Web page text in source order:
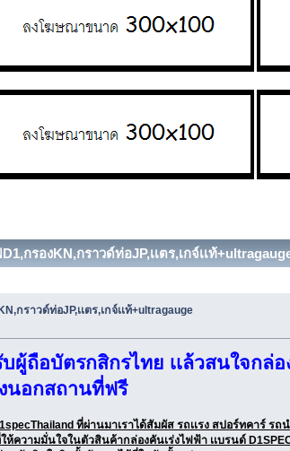
กรองKN,กราวด์ท่อJP,เเตร,เกจ์เเท้
กราวด์ท่อJP,เเตร,เกจ์เเท้+ultragauge
ผู้ถือบัตรกสิกรไทย เเล้วสนใจกล่
นอกสถานที่ฟรี
ที่ผ่านมาเราได้สัมผัส รถเเรง สปอร์ทคาร์ ร
วามมั่นใจในตัวสินค้ากล่องคันเร่งไฟฟ้า เเบรนด์